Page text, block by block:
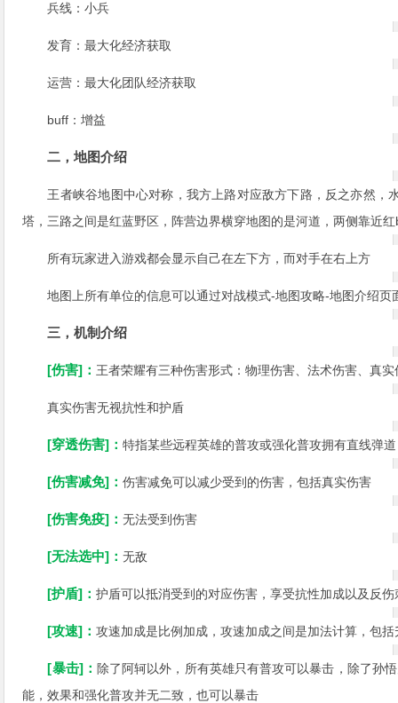
兵线：小兵
发育：最大化经济获取
运营：最大化团队经济获取
buff：增益
二，地图介绍
王者峡谷地图中心对称，我方上路对应敌方下路，反之亦然
塔，三路之间是红蓝野区，阵营边界横穿地图的是河道，两侧靠近
所有玩家进入游戏都会显示自己在左下方，而对手在右上方
地图上所有单位的信息可以通过对战模式-地图攻略-地图介绍
三，机制介绍
[伤害]： 王者荣耀有三种伤害形式：物理伤害、法术伤害、真实
真实伤害无视抗性和护盾
[穿透伤害]：特指某些远程英雄的普攻或强化普攻拥有直线弹
[伤害减免]：伤害减免可以减少受到的伤害，包括真实伤害
[伤害免疫]：无法受到伤害
[无法选中]：无敌
[护盾]：护盾可以抵消受到的对应伤害，享受抗性加成以及反
[攻速]：攻速加成是比例加成，攻速加成之间是加法计算，包
[暴击]： 除了阿轲以外，所有英雄只有普攻可以暴击，除了孙
能，效果和强化普攻并无二致，也可以暴击